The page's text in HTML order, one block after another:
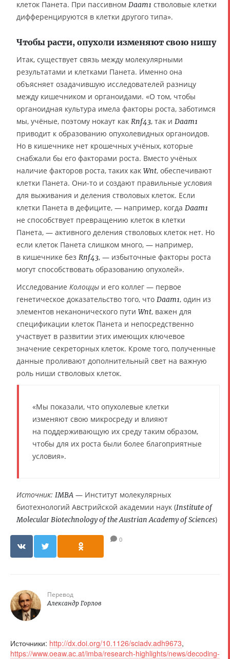
клеток Панета. При пассивном Daam1 стволовые клетки
дифференцируются в клетки другого типа».
Чтобы расти, опухоли изменяют свою нишу
Итак, существует связь между молекулярными
результатами и клетками Панета. Именно она
объясняет озадачившую исследователей разницу
между кишечником и органоидами. «О том, чтобы
органоидная культура имела факторы роста, заботимся
мы, учёные, поэтому нокаут как Rnf43, так и Daam1
приводит к образованию опухолевидных органоидов.
Но в кишечнике нет крошечных учёных, которые
снабжали бы его факторами роста. Вместо учёных
наличие факторов роста, таких как Wnt, обеспечивают
клетки Панета. Они-то и создают правильные условия
для выживания и деления стволовых клеток. Если
клетки Панета в дефиците, — например, когда Daam1
не способствует превращению клеток в клетки
Панета, — активного деления стволовых клеток нет. Но
если клеток Панета слишком много, — например,
в кишечнике без Rnf43, — избыточные факторы роста
могут способствовать образованию опухолей».
Исследование Колоццы и его коллег — первое
генетическое доказательство того, что Daam1, один из
элементов неканонического пути Wnt, важен для
спецификации клеток Панета и непосредственно
участвует в развитии этих имеющих ключевое
значение секреторных клеток. Кроме того, полученные
данные проливают дополнительный свет на важную
роль ниши стволовых клеток.
«Мы показали, что опухолевые клетки
изменяют свою микросреду и влияют
на поддерживающую их среду таким образом,
чтобы для их роста были более благоприятные
условия».
Источник: IMBA — Институт молекулярных
биотехнологий Австрийской академии наук (Institute of
Molecular Biotechnology of the Austrian Academy of Sciences)
0
Перевод
Александр Горлов
Источники: http://dx.doi.org/10.1126/sciadv.adh9673,
https://www.oeaw.ac.at/imba/research-highlights/news/decoding-